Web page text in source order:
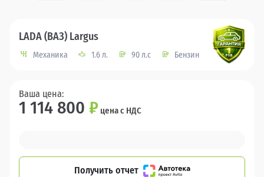
LADA (ВАЗ) Largus
Механика 1.6 л. 90 л.с Бензин
Ваша цена:
1 114 800 ₽ цена с НДС
Получить отчет